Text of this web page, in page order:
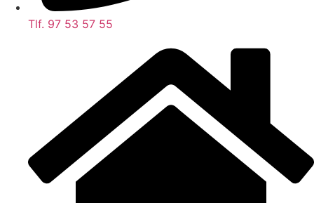
Tlf. 97 53 57 55